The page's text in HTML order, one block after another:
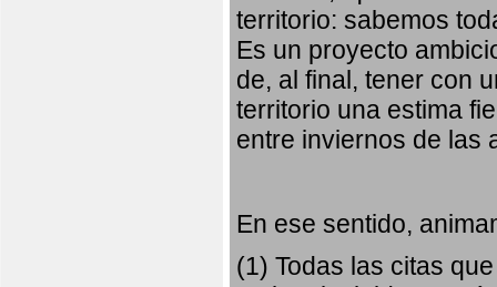
territorio: sabemos
Es un proyecto
de, al final, tener con
territorio una estima
entre inviernos de las
En ese sentido,
(1) Todas las citas